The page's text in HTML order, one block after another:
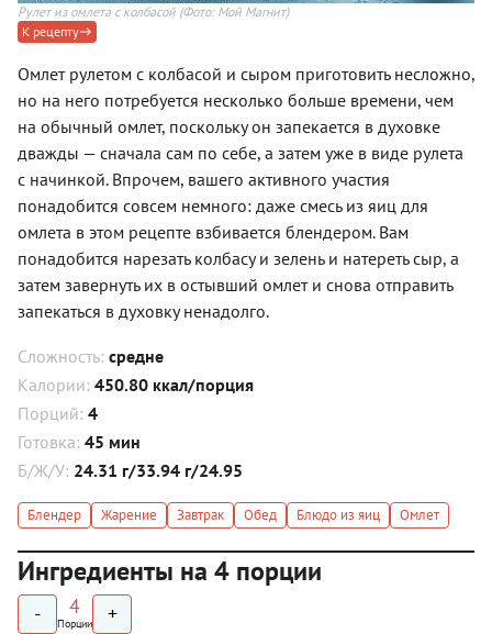
Рулет из омлета с колбасой (Фото: Мой Магнит)
К рецепту
Омлет рулетом с колбасой и сыром приготовить несложно,
но на него потребуется несколько больше времени, чем
на обычный омлет, поскольку он запекается в духовке
дважды — сначала сам по себе, а затем уже в виде рулета
с начинкой. Впрочем, вашего активного участия
понадобится совсем немного: даже смесь из яиц для
омлета в этом рецепте взбивается блендером. Вам
понадобится нарезать колбасу и зелень и натереть сыр, а
затем завернуть их в остывший омлет и снова отправить
запекаться в духовку ненадолго.
Сложность: средне
Калории: 450.80 ккал/порция
Порций: 4
Готовка: 45 мин
Б/Ж/У: 24.31 г/33.94 г/24.95
Блендер Жарение Завтрак Обед Блюдо из яиц Омлет
Ингредиенты на 4 порции
- 4
Порции +